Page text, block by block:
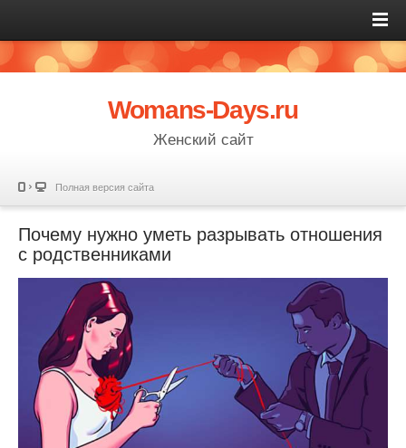
Womans-Days.ru
Женский сайт
Полная версия сайта
Почему нужно уметь разрывать отношения
с родственниками